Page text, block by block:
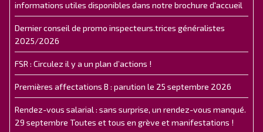
informations utiles disponibles dans notre brochure d'accueil
Dernier conseil de promo inspecteurs.trices généralistes
2025/2026
FSR : Circulez il y a un plan d’actions !
Premières affectations B : parution le 25 septembre 2026
Rendez-vous salarial : sans surprise, un rendez-vous manqué.
29 septembre Toutes et tous en grève et manifestations !